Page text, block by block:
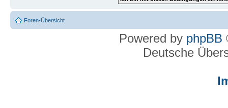
Foren-Übersicht
Powered by phpBB
Deutsche